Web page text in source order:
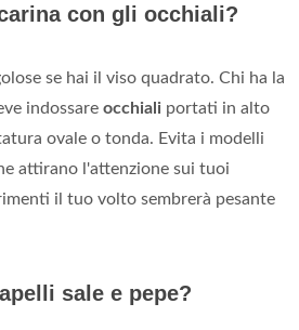
con gli occhiali?
se hai il viso quadrato. Chi ha la
indossare occhiali portati in alto
ovale o tonda. Evita i modelli
attirano l'attenzione sui tuoi
il tuo volto sembrerà pesante
sale e pepe?